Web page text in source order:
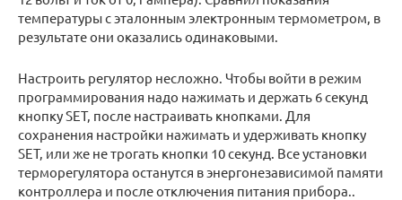
температуры с эталонным электронным термометром, в
результате они оказались одинаковыми.
Настроить регулятор несложно. Чтобы войти в режим
программирования надо нажимать и держать 6 секунд
кнопку SET, после настраивать кнопками. Для
сохранения настройки нажимать и удерживать кнопку
SET, или же не трогать кнопки 10 секунд. Все установки
терморегулятора останутся в энергонезависимой памяти
контроллера и после отключения питания прибора..